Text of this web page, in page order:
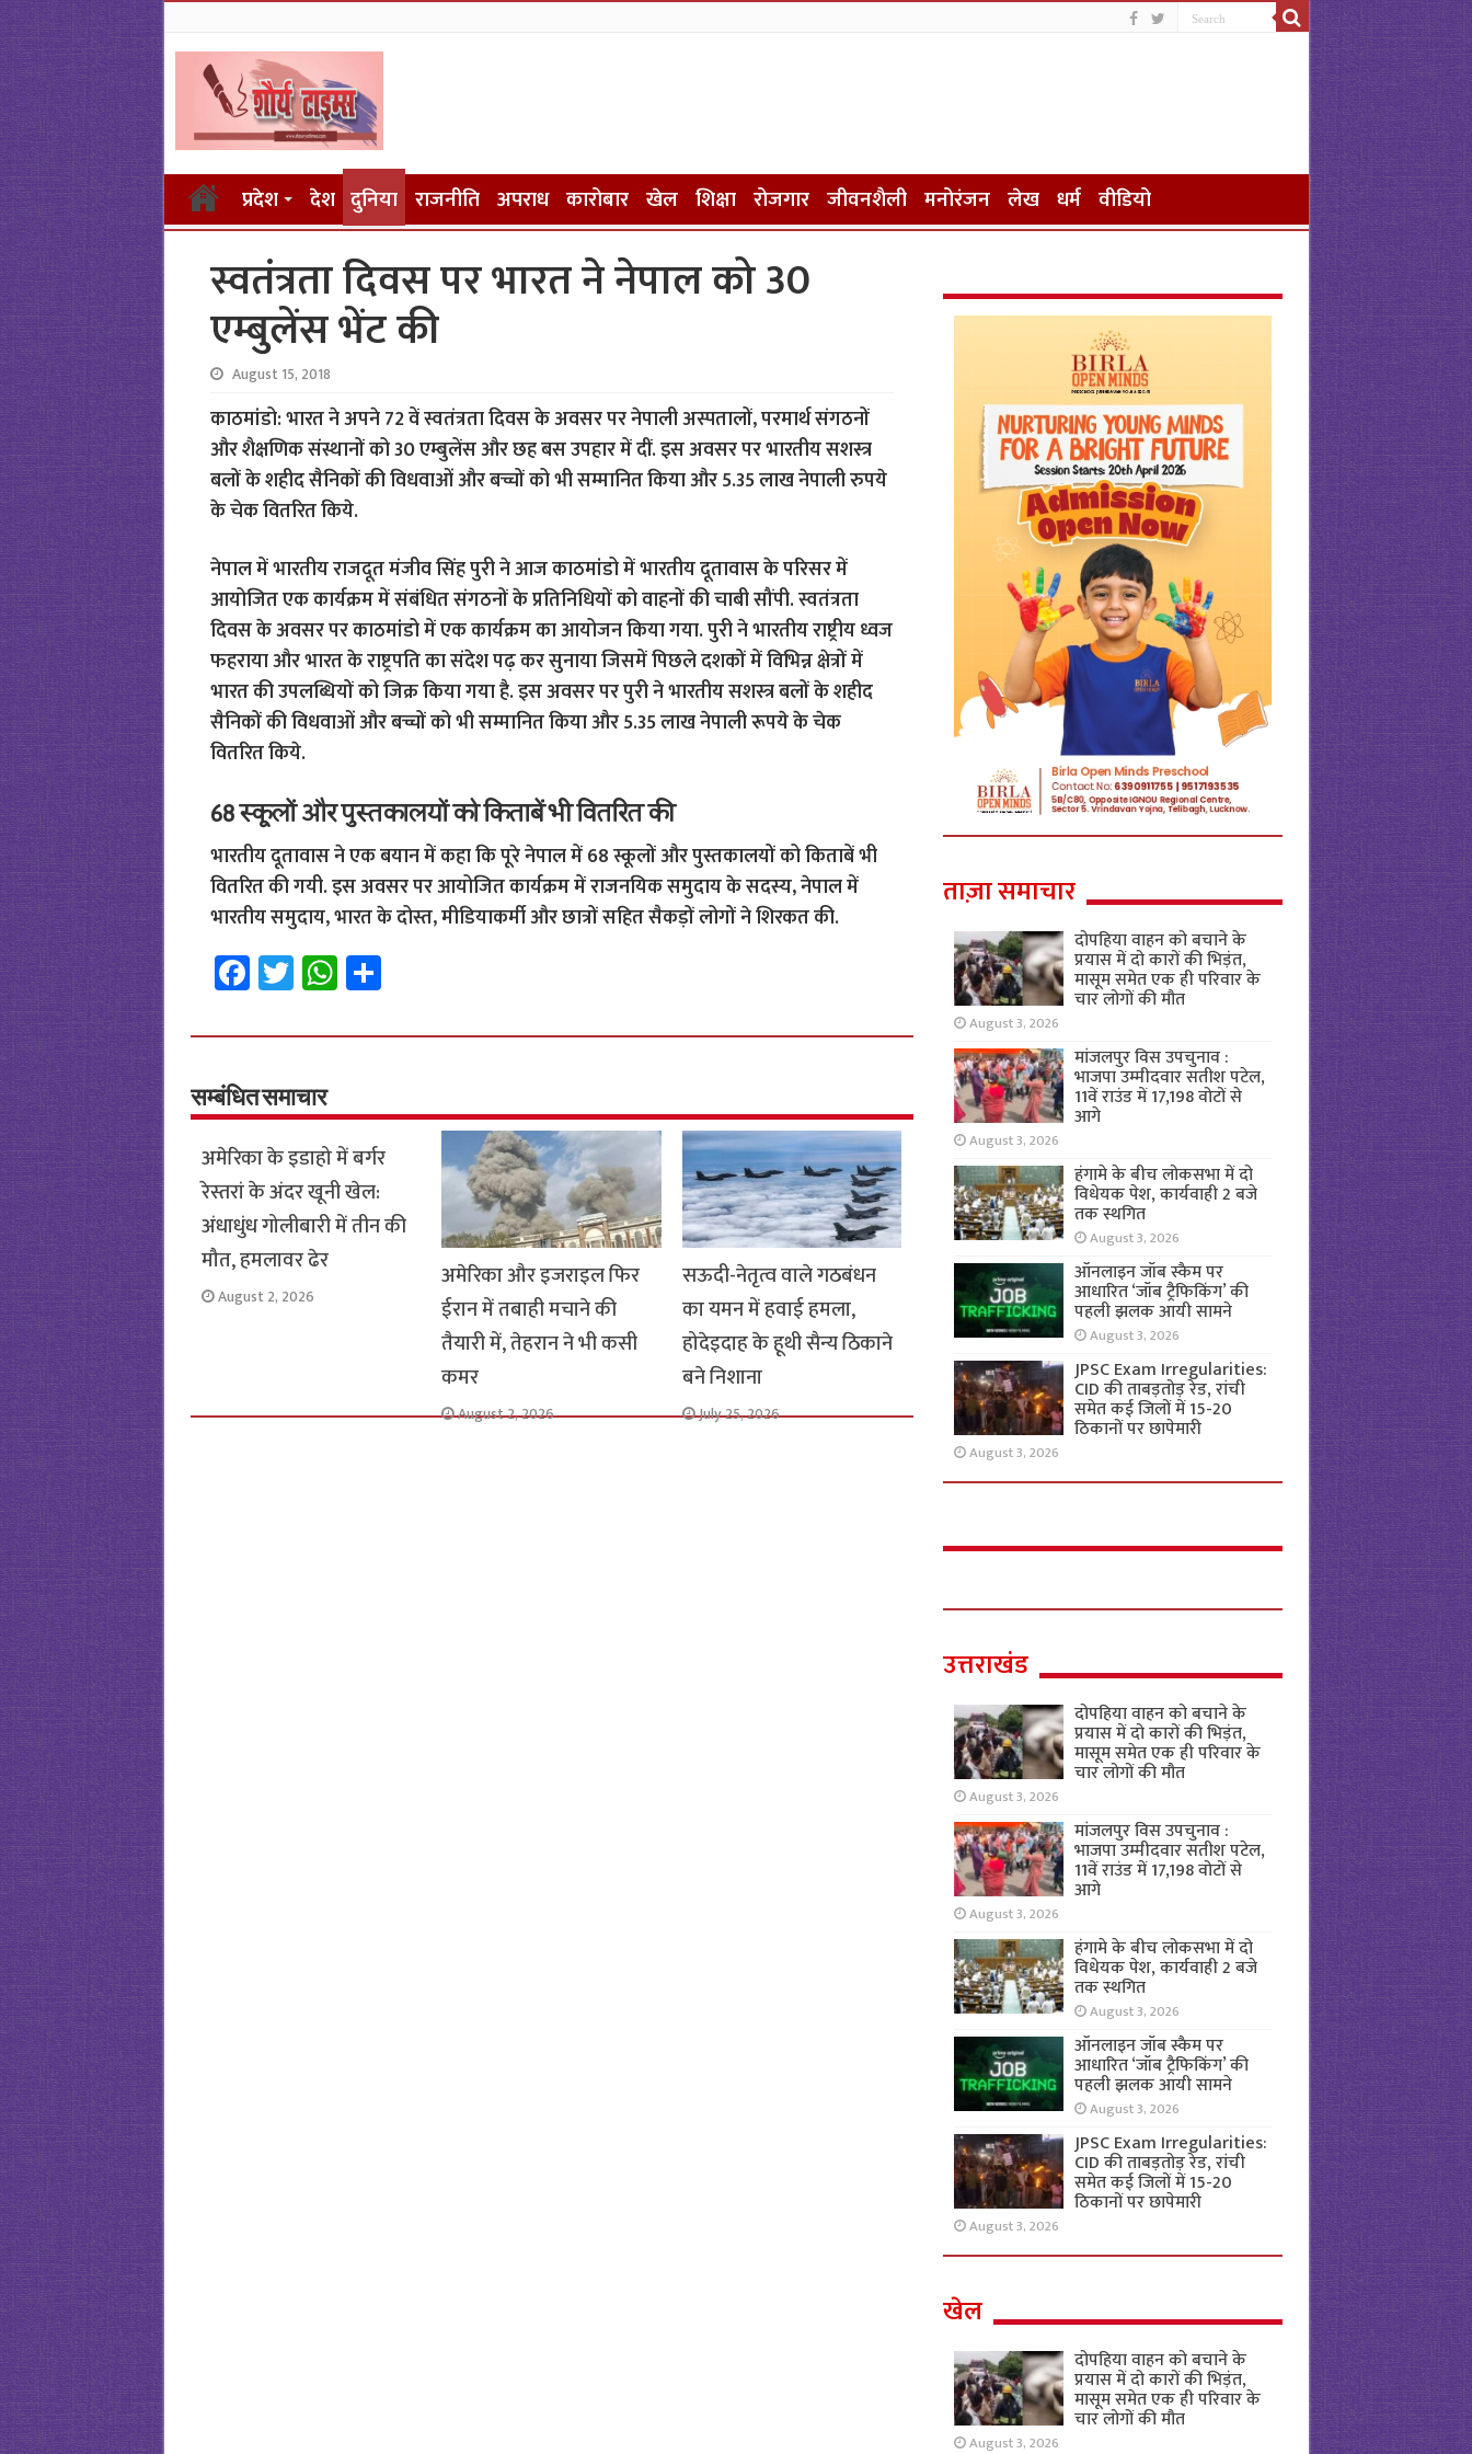
प्रदेश देश दुनिया राजनीति अपराध कारोबार खेल शिक्षा रोजगार जीवनशैली मनोरंजन लेख धर्म वीडियो
स्वतंत्रता दिवस पर भारत ने नेपाल को 30
एम्बुलेंस भेंट की
August 15, 2018
काठमांडो: भारत ने अपने 72 वें स्वतंत्रता दिवस के अवसर पर नेपाली अस्पतालों, परमार्थ संगठनों
और शैक्षणिक संस्थानों को 30 एम्बुलेंस और छह बस उपहार में दीं. इस अवसर पर भारतीय सशस्त्र
बलों के शहीद सैनिकों की विधवाओं और बच्चों को भी सम्मानित किया और 5.35 लाख नेपाली रुपये
के चेक वितरित किये.
नेपाल में भारतीय राजदूत मंजीव सिंह पुरी ने आज काठमांडो में भारतीय दूतावास के परिसर में
आयोजित एक कार्यक्रम में संबंधित संगठनों के प्रतिनिधियों को वाहनों की चाबी सौंपी. स्वतंत्रता
दिवस के अवसर पर काठमांडो में एक कार्यक्रम का आयोजन किया गया. पुरी ने भारतीय राष्ट्रीय ध्वज
फहराया और भारत के राष्ट्रपति का संदेश पढ़ कर सुनाया जिसमें पिछले दशकों में विभिन्न क्षेत्रों में
भारत की उपलब्धियों को जिक्र किया गया है. इस अवसर पर पुरी ने भारतीय सशस्त्र बलों के शहीद
सैनिकों की विधवाओं और बच्चों को भी सम्मानित किया और 5.35 लाख नेपाली रूपये के चेक
वितरित किये.
68 स्कूलों और पुस्तकालयों को किताबें भी वितरित की
भारतीय दूतावास ने एक बयान में कहा कि पूरे नेपाल में 68 स्कूलों और पुस्तकालयों को किताबें भी
वितरित की गयी. इस अवसर पर आयोजित कार्यक्रम में राजनयिक समुदाय के सदस्य, नेपाल में
भारतीय समुदाय, भारत के दोस्त, मीडियाकर्मी और छात्रों सहित सैकड़ों लोगों ने शिरकत की.
Fa
ce
b
o
o
k
T
wi
tt
er
W
h
at
p
p
S
h
ar
सम्बंधित समाचार
अमेरिका के इडाहो में बर्गर
रेस्तरां के अंदर खूनी खेल:
अंधाधुंध गोलीबारी में तीन की
मौत, हमलावर ढेर
August 2, 2026
अमेरिका और इजराइल फिर
ईरान में तबाही मचाने की
तैयारी में, तेहरान ने भी कसी
कमर
August 2, 2026
सऊदी-नेतृत्व वाले गठबंधन
का यमन में हवाई हमला,
होदेइदाह के हूथी सैन्य ठिकाने
बने निशाना
July 25, 2026
ताज़ा समाचार
दोपहिया वाहन को बचाने के
प्रयास में दो कारों की भिड़ंत,
मासूम समेत एक ही परिवार के
चार लोगों की मौत
August 3, 2026
मांजलपुर विस उपचुनाव :
भाजपा उम्मीदवार सतीश पटेल,
11वें राउंड में 17,198 वोटों से
आगे
August 3, 2026
हंगामे के बीच लोकसभा में दो
विधेयक पेश, कार्यवाही 2 बजे
तक स्थगित
August 3, 2026
ऑनलाइन जॉब स्कैम पर
आधारित ‘जॉब ट्रैफिकिंग’ की
पहली झलक आयी सामने
August 3, 2026
JPSC Exam Irregularities:
CID की ताबड़तोड़ रेड, रांची
समेत कई जिलों में 15-20
ठिकानों पर छापेमारी
August 3, 2026
उत्तराखंड
दोपहिया वाहन को बचाने के
प्रयास में दो कारों की भिड़ंत,
मासूम समेत एक ही परिवार के
चार लोगों की मौत
August 3, 2026
मांजलपुर विस उपचुनाव :
भाजपा उम्मीदवार सतीश पटेल,
11वें राउंड में 17,198 वोटों से
आगे
August 3, 2026
हंगामे के बीच लोकसभा में दो
विधेयक पेश, कार्यवाही 2 बजे
तक स्थगित
August 3, 2026
ऑनलाइन जॉब स्कैम पर
आधारित ‘जॉब ट्रैफिकिंग’ की
पहली झलक आयी सामने
August 3, 2026
JPSC Exam Irregularities:
CID की ताबड़तोड़ रेड, रांची
समेत कई जिलों में 15-20
ठिकानों पर छापेमारी
August 3, 2026
खेल
दोपहिया वाहन को बचाने के
प्रयास में दो कारों की भिड़ंत,
मासूम समेत एक ही परिवार के
चार लोगों की मौत
August 3, 2026